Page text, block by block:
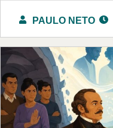
PAULO NETO